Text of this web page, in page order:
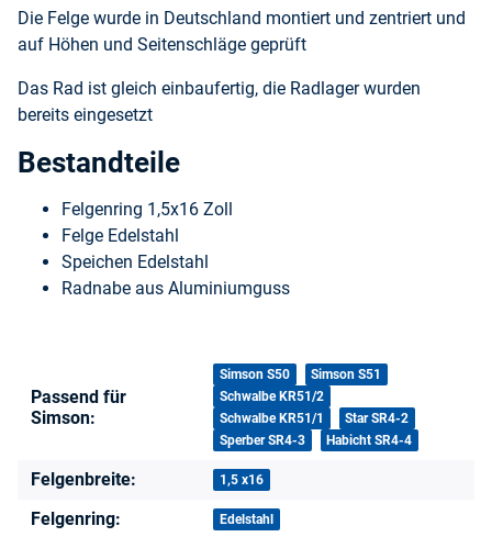
Die Felge wurde in Deutschland montiert und zentriert und
auf Höhen und Seitenschläge geprüft
Das Rad ist gleich einbaufertig, die Radlager wurden
bereits eingesetzt
Bestandteile
Felgenring 1,5x16 Zoll
Felge Edelstahl
Speichen Edelstahl
Radnabe aus Aluminiumguss
Passend für
Simson:
Simson S50
Simson S51
Schwalbe KR51/2
Schwalbe KR51/1
Star SR4-2
Sperber SR4-3
Habicht SR4-4
Felgenbreite: 1,5 x16
Felgenring: Edelstahl